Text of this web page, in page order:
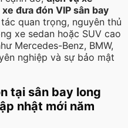
xe đưa đón VIP sân bay
quan trọng, nguyên thủ
xe sedan hoặc SUV cao
Mercedes-Benz, BMW,
nghiệp và sự bảo mật
tại sân bay long
nhật mới năm